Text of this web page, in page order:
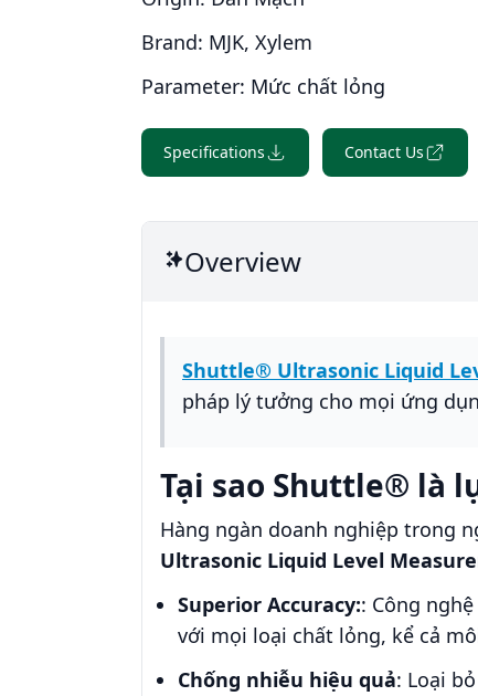
Brand: MJK, Xylem
Parameter: Mức chất lỏng
Specifications Contact Us
Overview
Shuttle® Ultrasonic Liquid
pháp lý tưởng cho mọi ứng
Tại sao Shuttle® là
Hàng ngàn doanh nghiệp trong
Ultrasonic Liquid Level
Superior Accuracy:: Công
với mọi loại chất lỏng, kể cả
Chống nhiễu hiệu quả: Loại